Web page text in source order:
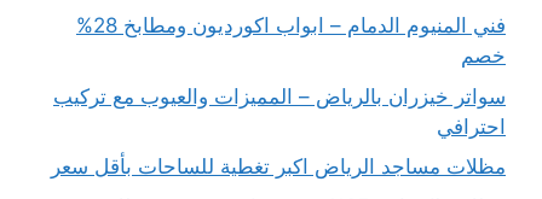
فني المنيوم الدمام – ابواب اكورديون ومطابخ 28%
خصم
سواتر خيزران بالرياض – المميزات والعيوب مع تركيب
احترافي
مظلات مساجد الرياض اكبر تغطية للساحات بأقل سعر